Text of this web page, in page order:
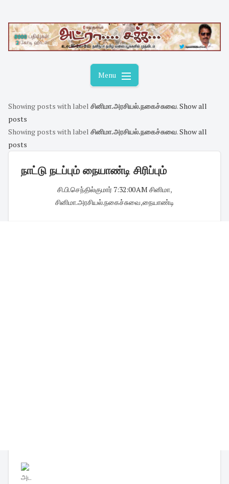
content
Menu
Showing posts with label சினிமா.அரசியல்.நகைச்சுவை.Show all
posts
Showing posts with label சினிமா.அரசியல்.நகைச்சுவை.Show all
posts
நாட்டு நடப்பும் நையாண்டி சிரிப்பும்
சி.பி.செந்தில்குமார்· 7:32:00 AM சினிமா,
சினிமா.அரசியல்.நகைச்சுவை,நையாண்டி
அட